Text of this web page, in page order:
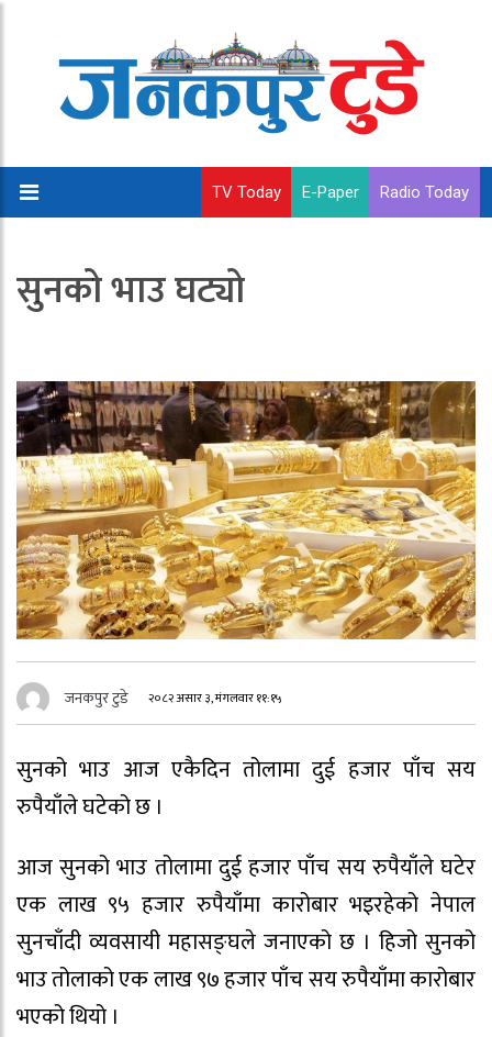
TV Today E-Paper Radio Today
सुनको भाउ घट्यो
जनकपुर टुडे २०८२ असार ३, मंगलवार ११:१५
सुनको भाउ आज एकैदिन तोलामा दुई हजार पाँच सय
रुपैयाँले घटेको छ ।
आज सुनको भाउ तोलामा दुई हजार पाँच सय रुपैयाँले घटेर
एक लाख ९५ हजार रुपैयाँमा कारोबार भइरहेको नेपाल
सुनचाँदी व्यवसायी महासङ्घले जनाएको छ । हिजो सुनको
भाउ तोलाको एक लाख ९७ हजार पाँच सय रुपैयाँमा कारोबार
भएको थियो ।